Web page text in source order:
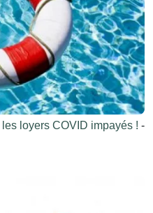
loyers COVID impayés ! -